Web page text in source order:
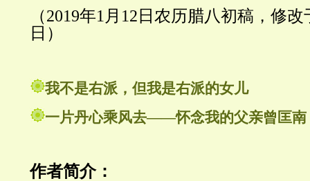
（2019年1月12日农历腊八初稿，修改
日）
我不是右派，但我是右派的女儿
一片丹心乘风去——怀念我的父亲曾匡南
作者简介：